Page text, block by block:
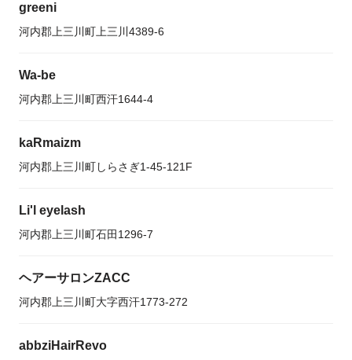
greeni
河内郡上三川町上三川4389-6
Wa-be
河内郡上三川町西汗1644-4
kaRmaizm
河内郡上三川町しらさぎ1-45-121F
Li'l eyelash
河内郡上三川町石田1296-7
ヘアーサロンZACC
河内郡上三川町大字西汗1773-272
abbziHairRevo